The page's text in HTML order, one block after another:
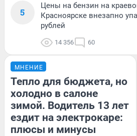
5
Цены на бензин на
Красноярске внезапно
рублей
14 356 60
МНЕНИЕ
Тепло для бюджета, но
холодно в салоне
зимой. Водитель 13 лет
ездит на электрокаре:
плюсы и минусы